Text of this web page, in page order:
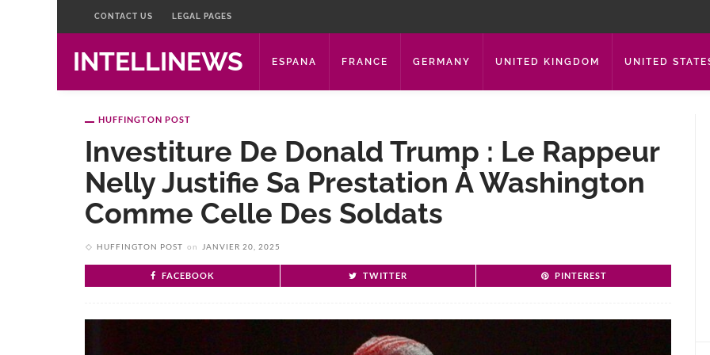
CONTACT US LEGAL PAGES
INTELLINEWS ESPANA FRANCE GERMANY UNITED KINGDOM UNITED
HUFFINGTON POST
Investiture De Donald Trump : Le Rappeur
Nelly Justifie Sa Prestation À Washington
Comme Celle Des Soldats
HUFFINGTON POST on JANVIER 20, 2025
FACEBOOK TWITTER PINTEREST